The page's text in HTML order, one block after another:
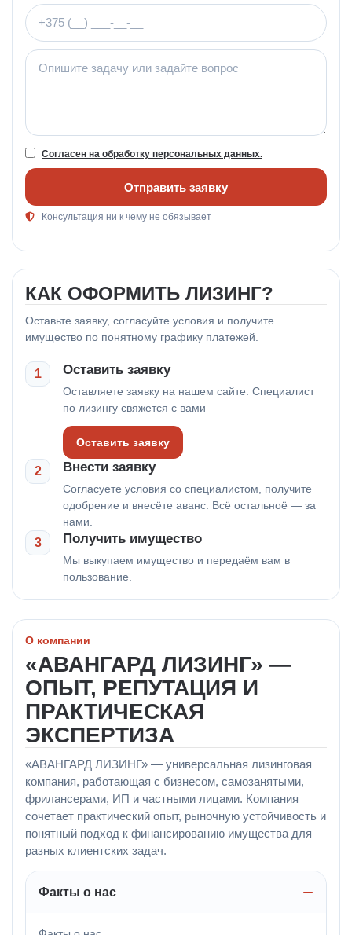
Телефон
Комментарий
Согласен на обработку персональных данных.
Отправить заявку
Консультация ни к чему не обязывает
КАК ОФОРМИТЬ ЛИЗИНГ?
Оставьте заявку, согласуйте условия и получите
имущество по понятному графику платежей.
1 Оставить заявку
Оставляете заявку на нашем сайте. Специалист
по лизингу свяжется с вами
Оставить заявку
2 Внести заявку
Согласуете условия со специалистом, получите
одобрение и внесёте аванс. Всё остальноё — за
нами.
3 Получить имущество
Мы выкупаем имущество и передаём вам в
пользование.
О компании
«АВАНГАРД ЛИЗИНГ» —
ОПЫТ, РЕПУТАЦИЯ И
ПРАКТИЧЕСКАЯ
ЭКСПЕРТИЗА
«АВАНГАРД ЛИЗИНГ» — универсальная лизинговая
компания, работающая с бизнесом, самозанятыми,
фрилансерами, ИП и частными лицами. Компания
сочетает практический опыт, рыночную устойчивость и
понятный подход к финансированию имущества для
разных клиентских задач.
Факты о нас